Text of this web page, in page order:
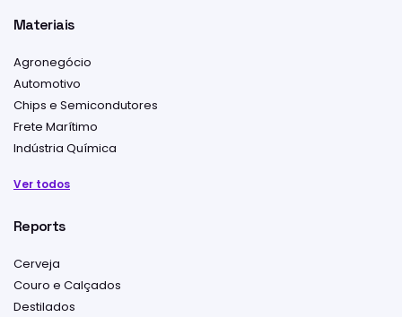
Materiais
Agronegócio
Automotivo
Chips e Semicondutores
Frete Marítimo
Indústria Química
Ver todos
Reports
Cerveja
Couro e Calçados
Destilados